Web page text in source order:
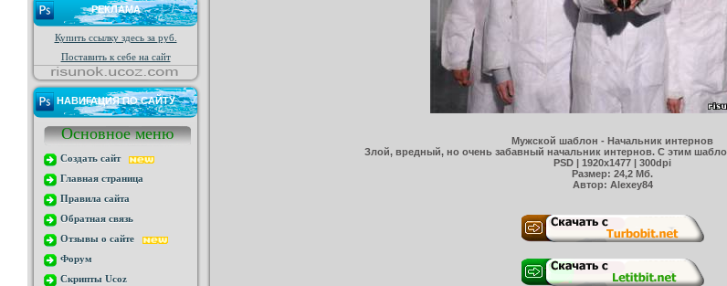
РЕКЛАМА
Купить ссылку здесь за руб.
Поставить к себе на сайт
НАВИГАЦИЯ ПО САЙТУ
Основное меню
Создать сайт
Главная страница
Правила сайта
Обратная связь
Отзывы о сайте
Форум
Скрипты Ucoz
Мужской шаблон - Начальник интернов
Злой, вредный, но очень забавный начальник интернов. С этим
PSD | 1920x1477 | 300dpi
Размер: 24,2 Мб.
Автор: Alexey84